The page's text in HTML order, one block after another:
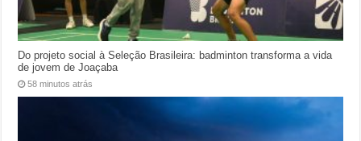
Do projeto social à Seleção Brasileira: badminton transforma a vida
de jovem de Joaçaba
58 minutos atrás